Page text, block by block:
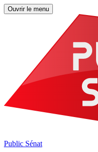
Ouvrir le menu
Public Sénat